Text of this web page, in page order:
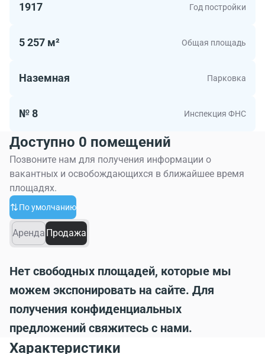
1917 Год постройки
5 257 м² Общая площадь
Наземная Парковка
№ 8 Инспекция ФНС
Доступно 0 помещений
Позвоните нам для получения информации о
вакантных и освобождающихся в ближайшее время
площадях.
По умолчанию
Аренда Продажа
Нет свободных площадей, которые мы
можем экспонировать на сайте. Для
получения конфиденциальных
предложений свяжитесь с нами.
Характеристики